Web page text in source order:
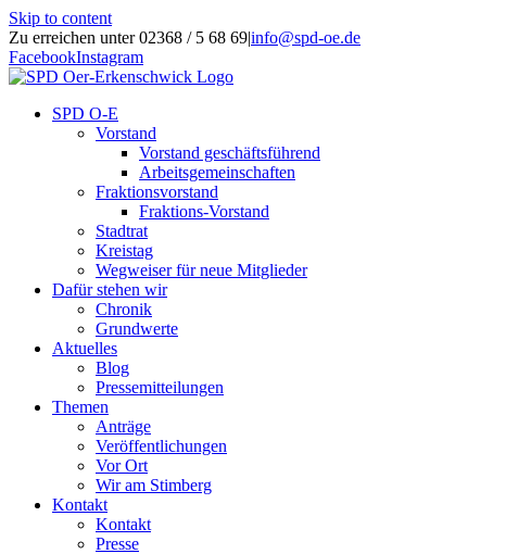
Skip to content
Zu erreichen unter 02368 / 5 68 69|info@spd-oe.de
FacebookInstagram
SPD O-E
Vorstand
Vorstand geschäftsführend
Arbeitsgemeinschaften
Fraktionsvorstand
Fraktions-Vorstand
Stadtrat
Kreistag
Wegweiser für neue Mitglieder
Dafür stehen wir
Chronik
Grundwerte
Aktuelles
Blog
Pressemitteilungen
Themen
Anträge
Veröffentlichungen
Vor Ort
Wir am Stimberg
Kontakt
Kontakt
Presse